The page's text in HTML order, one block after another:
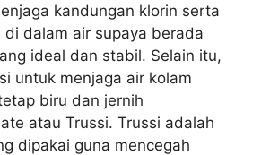
kandungan klorin serta
di dalam air supaya berada
ideal dan stabil. Selain itu,
untuk menjaga air kolam
biru dan jernih
atau Trussi. Trussi adalah
dipakai guna mencegah